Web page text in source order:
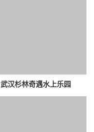
武汉杉林奇遇水上乐园